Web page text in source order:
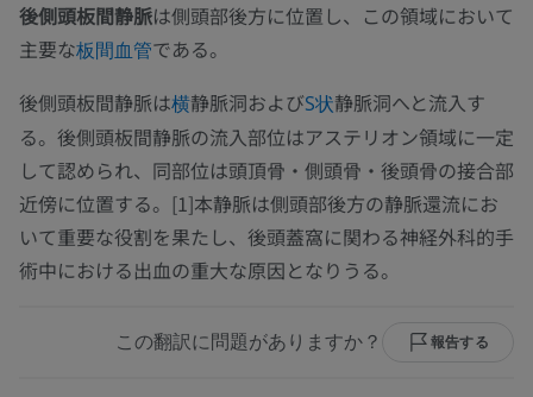
後側頭板間静脈は側頭部後方に位置し、この領域において
主要な板間血管である。
後側頭板間静脈は横静脈洞およびS状静脈洞へと流入す
る。後側頭板間静脈の流入部位はアステリオン領域に一定
して認められ、同部位は頭頂骨・側頭骨・後頭骨の接合部
近傍に位置する。[1]本静脈は側頭部後方の静脈還流にお
いて重要な役割を果たし、後頭蓋窩に関わる神経外科的手
術中における出血の重大な原因となりうる。
この翻訳に問題がありますか？ 報告する